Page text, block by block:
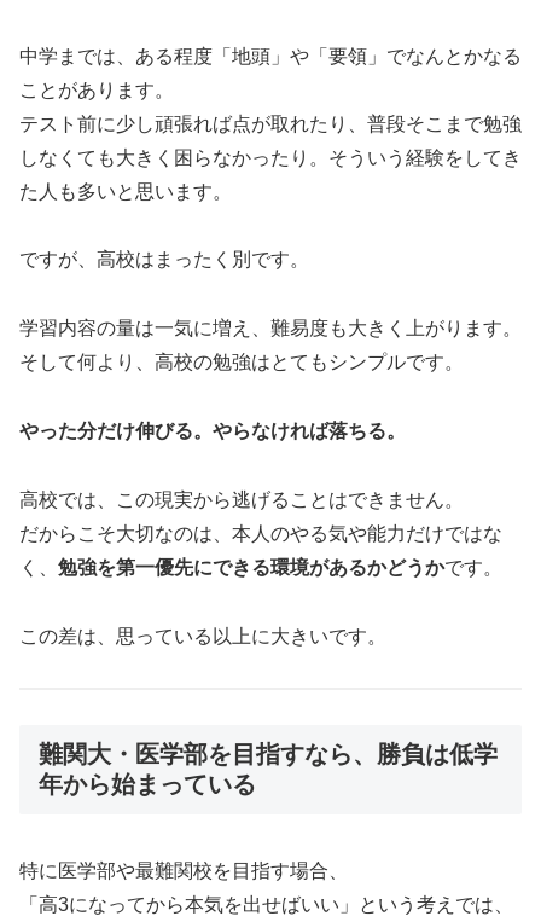
中学までは、ある程度「地頭」や「要領」でなんとかなる
ことがあります。
テスト前に少し頑張れば点が取れたり、普段そこまで勉強
しなくても大きく困らなかったり。そういう経験をしてき
た人も多いと思います。
ですが、高校はまったく別です。
学習内容の量は一気に増え、難易度も大きく上がります。
そして何より、高校の勉強はとてもシンプルです。
やった分だけ伸びる。やらなければ落ちる。
高校では、この現実から逃げることはできません。
だからこそ大切なのは、本人のやる気や能力だけではな
く、 勉強を第一優先にできる環境があるかどうかです。
この差は、思っている以上に大きいです。
難関大・医学部を目指すなら、勝負は低学
年から始まっている
特に医学部や最難関校を目指す場合、
「高3になってから本気を出せばいい」という考えでは、